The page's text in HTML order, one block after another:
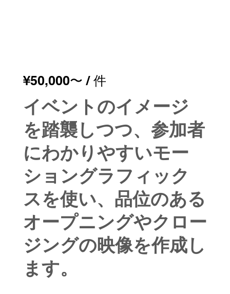
¥50,000〜​ / 件
イベントのイメージ
を踏襲しつつ、参加者
にわかりやすいモー
ショングラフィック
スを使い、品位のある
オープニングやクロー
ジングの映像を作成し
ます。